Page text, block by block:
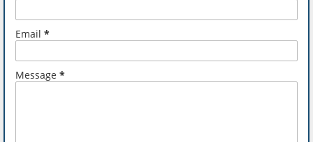
Email *
Message *